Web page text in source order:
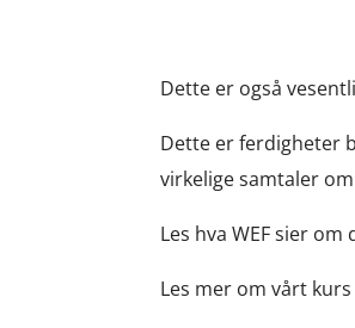
Dette er også
Dette er ferdigheter
virkelige samtaler
Les hva WEF sier om
Les mer om vårt